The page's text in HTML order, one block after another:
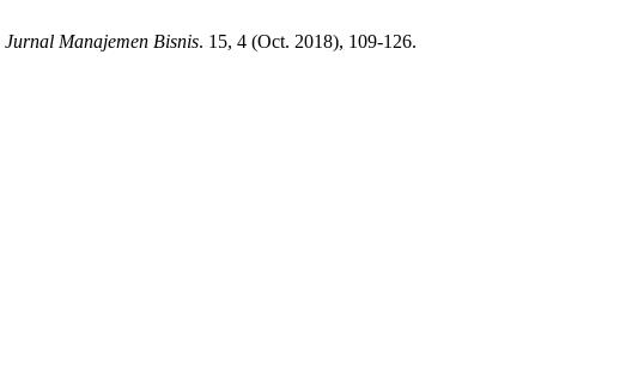
Jurnal Manajemen Bisnis. 15, 4 (Oct. 2018), 109-126.